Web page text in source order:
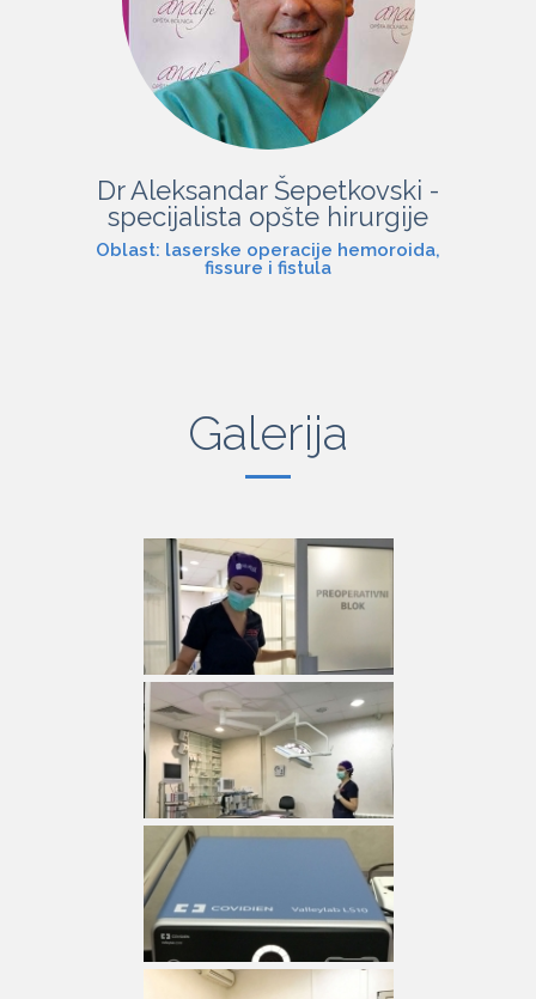
Dr Aleksandar Šepetkovski -
specijalista opšte hirurgije
Oblast: laserske operacije hemoroida,
fissure i fistula
Galerija